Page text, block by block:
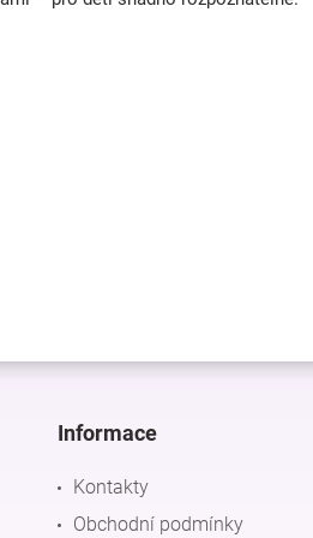
Informace
Kontakty
Obchodní podmínky